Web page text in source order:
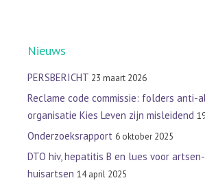
Nieuws
PERSBERICHT 23 maart 2026
Reclame code commissie: folders anti-
organisatie Kies Leven zijn misleidend
Onderzoeksrapport 6 oktober 2025
DTO hiv, hepatitis B en lues voor
huisartsen 14 april 2025